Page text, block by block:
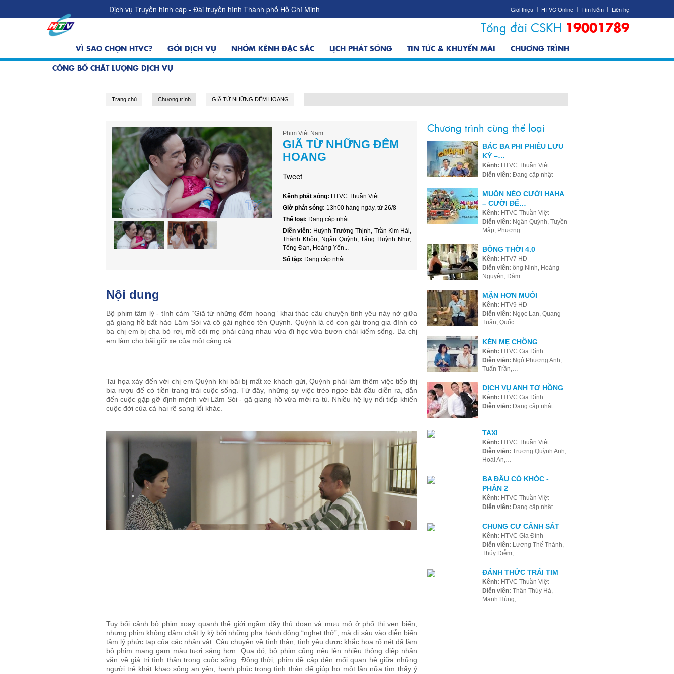
Dịch vụ Truyền hình cáp - Đài truyền hình Thành phố Hồ Chí Minh Giới thiệu HTVC Online Tìm kiếm Liên hệ
VÌ SAO CHỌN HTVC? GÓI DỊCH VỤ NHÓM KÊNH ĐẶC SẮC LỊCH PHÁT SÓNG TIN TỨC & KHUYẾN MÃI CHƯƠNG TRÌNH
CÔNG BỐ CHẤT LƯỢNG DỊCH VỤ
Tổng đài CSKH 19001789
Trang chủ Chương trình GIÃ TỪ NHỮNG ĐÊM HOANG
Phim Việt Nam
GIÃ TỪ NHỮNG ĐÊM
HOANG
Tweet
Kênh phát sóng: HTVC Thuần Việt
Giờ phát sóng: 13h00 hàng ngày, từ 26/8
Thể loại:Đang cập nhật
Diễn viên: Huỳnh Trường Thịnh, Trần Kim Hải,
Thành Khôn, Ngân Quỳnh, Tăng Huỳnh Như,
Tống Đan, Hoàng Yến...
Số tập:Đang cập nhật
Nội dung
Bộ phim tâm lý - tình cảm “Giã từ những đêm hoang” khai thác câu chuyện tình yêu nảy nở giữa
gã giang hồ bất hảo Lâm Sói và cô gái nghèo tên Quỳnh. Quỳnh là cô con gái trong gia đình có
ba chị em bị cha bỏ rơi, mồ côi mẹ phải cùng nhau vừa đi học vừa bươn chải kiếm sống. Ba chị
em làm cho bãi giữ xe của một cảng cá.
Tai họa xảy đến với chị em Quỳnh khi bãi bị mất xe khách gửi, Quỳnh phải làm thêm việc tiếp thị
bia rượu để có tiền trang trải cuộc sống. Từ đây, những sự việc tréo ngoe bắt đầu diễn ra, dẫn
đến cuộc gặp gỡ định mệnh với Lâm Sói - gã giang hồ vừa mới ra tù. Nhiều hệ lụy nối tiếp khiến
cuộc đời của cả hai rẽ sang lối khác.
Tuy bối cảnh bộ phim xoay quanh thế giới ngầm đầy thủ đoạn và mưu mô ở phố thị ven biển,
nhưng phim không đậm chất ly kỳ bởi những pha hành động “nghẹt thở”, mà đi sâu vào diễn biến
tâm lý phức tạp của các nhân vật. Câu chuyện về tình thân, tình yêu được khắc họa rõ nét đã làm
bộ phim mang gam màu tươi sáng hơn. Qua đó, bộ phim cũng nêu lên nhiều thông điệp nhân
văn về giá trị tình thân trong cuộc sống. Đồng thời, phim đề cập đến mối quan hệ giữa những
người trẻ khát khao sống an yên, hạnh phúc trong tình thân để giúp họ một lần nữa tìm thấy ý
Chương trình cùng thể loại
BÁC BA PHI PHIÊU LƯU
KÝ –…
Kênh: HTVC Thuần Việt
Diễn viên: Đang cập nhật
MUÔN NẺO CƯỜI HAHA
– CƯỜI ĐỂ…
Kênh: HTVC Thuần Việt
Diễn viên: Ngân Quỳnh, Tuyền
Mập, Phương…
BỐNG THỜI 4.0
Kênh: HTV7 HD
Diễn viên: ông Ninh, Hoàng
Nguyên, Đàm…
MẶN HƠN MUỐI
Kênh: HTV9 HD
Diễn viên: Ngọc Lan, Quang
Tuấn, Quốc…
KÉN MẸ CHỒNG
Kênh: HTVC Gia Đình
Diễn viên: Ngô Phương Anh,
Tuấn Trần,…
DỊCH VỤ ANH TƠ HỒNG
Kênh: HTVC Gia Đình
Diễn viên: Đang cập nhật
TAXI
Kênh: HTVC Thuần Việt
Diễn viên: Trương Quỳnh Anh,
Hoài An,…
BA ĐÂU CÓ KHÓC -
PHẦN 2
Kênh: HTVC Thuần Việt
Diễn viên: Đang cập nhật
CHUNG CƯ CẢNH SÁT
Kênh: HTVC Gia Đình
Diễn viên: Lương Thế Thành,
Thúy Diễm,…
ĐÁNH THỨC TRÁI TIM
Kênh: HTVC Thuần Việt
Diễn viên: Thân Thúy Hà,
Mạnh Hùng,…